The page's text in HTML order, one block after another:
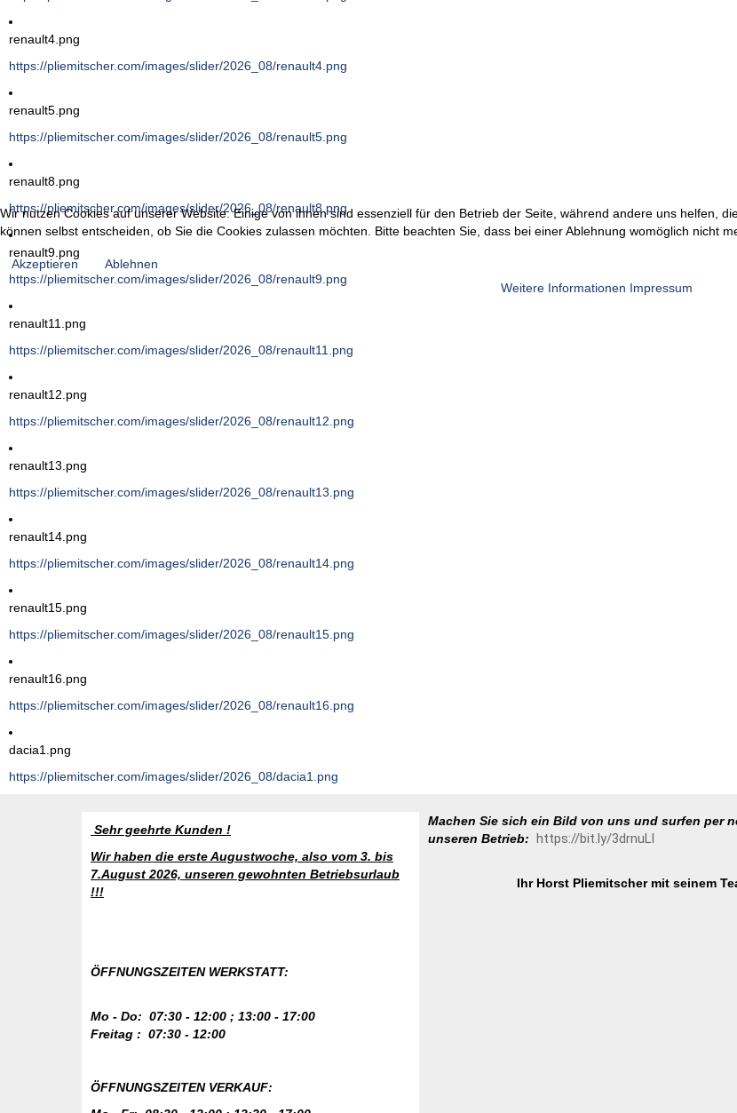
renault4.png
https://pliemitscher.com/images/slider/2026_08/renault4.png
renault5.png
https://pliemitscher.com/images/slider/2026_08/renault5.png
renault8.png
https://pliemitscher.com/images/slider/2026_08/renault8.png
renault9.png
https://pliemitscher.com/images/slider/2026_08/renault9.png
renault11.png
https://pliemitscher.com/images/slider/2026_08/renault11.png
renault12.png
https://pliemitscher.com/images/slider/2026_08/renault12.png
renault13.png
https://pliemitscher.com/images/slider/2026_08/renault13.png
renault14.png
https://pliemitscher.com/images/slider/2026_08/renault14.png
renault15.png
https://pliemitscher.com/images/slider/2026_08/renault15.png
renault16.png
https://pliemitscher.com/images/slider/2026_08/renault16.png
dacia1.png
https://pliemitscher.com/images/slider/2026_08/dacia1.png
Sehr geehrte Kunden !
Wir haben die erste Augustwoche, also vom 3. bis
7.August 2026, unseren gewohnten Betriebsurlaub
!!!
ÖFFNUNGSZEITEN WERKSTATT:
Mo - Do: 07:30 - 12:00 ; 13:00 - 17:00
Freitag : 07:30 - 12:00
ÖFFNUNGSZEITEN VERKAUF:
Machen Sie sich ein Bild von uns und surfen per
unseren Betrieb: https://bit.ly/3drnuLI
Ihr Horst Pliemitscher mit seinem
Wir nutzen Cookies auf unserer Website. Einige von ihnen sind essenziell für den Betrieb der Seite, während andere uns helfen,
können selbst entscheiden, ob Sie die Cookies zulassen möchten. Bitte beachten Sie, dass bei einer Ablehnung womöglich nicht
Akzeptieren
Ablehnen
Weitere Informationen Impressum